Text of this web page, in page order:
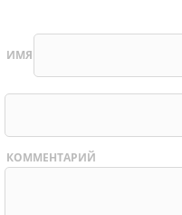
ИМЯ
КОММЕНТАРИЙ